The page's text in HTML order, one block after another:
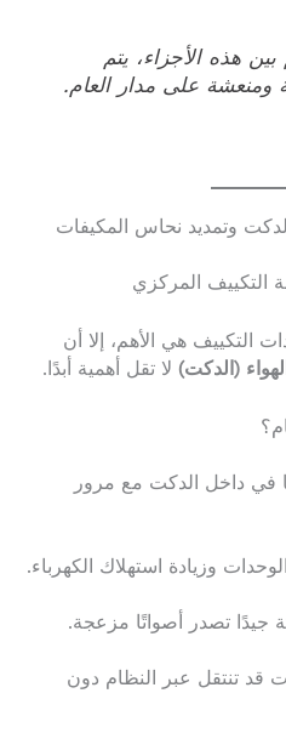
هذه الأجزاء، يتم
ومنعشة على مدار العام.
وتمديد نحاس المكيفات
التكييف المركزي
التكييف هي الأهم، إلا أن
(الدكت) لا تقل أهمية أبدًا.
في داخل الدكت مع مرور
وزيادة استهلاك الكهرباء.
جيدًا تصدر أصواتًا مزعجة.
قد تنتقل عبر النظام دون